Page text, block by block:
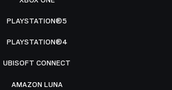
PLAYSTATION®5
PLAYSTATION®4
UBISOFT CONNECT
AMAZON LUNA